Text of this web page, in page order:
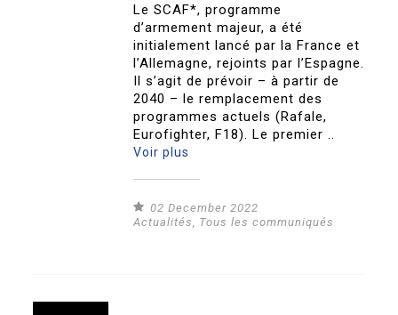
Le SCAF*, programme
d’armement majeur, a été
initialement lancé par la France et
l’Allemagne, rejoints par l’Espagne.
Il s’agit de prévoir – à partir de
2040 – le remplacement des
programmes actuels (Rafale,
Eurofighter, F18). Le premier ..
Voir plus
02 December 2022
Actualités
Tous les communiqués